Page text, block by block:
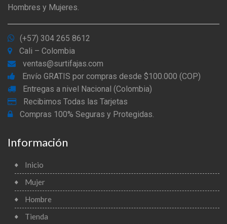
Hombres y Mujeres.
(+57) 304 265 8612
Cali – Colombia
ventas@surtifajas.com
Envío GRATIS por compras desde $100.000 (COP)
Entregas a nivel Nacional (Colombia)
Recibimos Todas las Tarjetas
Compras 100% Seguras y Protegidas.
Información
Inicio
Mujer
Hombre
Tienda